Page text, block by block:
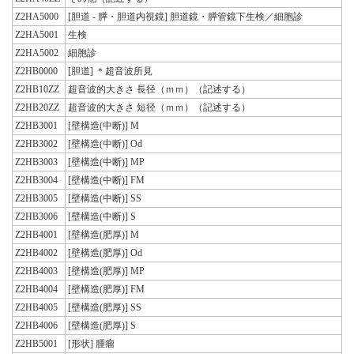
Z2HA5000
[胆道 - 膵・胆道内視鏡] 胆道鏡・膵管鏡下生検／細胞診
Z2HA5001
生検
Z2HA5002
細胞診
Z2HB0000
[胆道] ＊超音波所見
Z2HB10ZZ
超音波的大きさ 長径（ｍｍ）（記述する）
Z2HB20ZZ
超音波的大きさ 短径（ｍｍ）（記述する）
Z2HB3001
[壁構造(中断)] M
Z2HB3002
[壁構造(中断)] Od
Z2HB3003
[壁構造(中断)] MP
Z2HB3004
[壁構造(中断)] FM
Z2HB3005
[壁構造(中断)] SS
Z2HB3006
[壁構造(中断)] S
Z2HB4001
[壁構造(肥厚)] M
Z2HB4002
[壁構造(肥厚)] Od
Z2HB4003
[壁構造(肥厚)] MP
Z2HB4004
[壁構造(肥厚)] FM
Z2HB4005
[壁構造(肥厚)] SS
Z2HB4006
[壁構造(肥厚)] S
Z2HB5001
[形状] 腫瘤